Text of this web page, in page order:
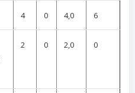
4 0 4,0 6
2 0 2,0 0